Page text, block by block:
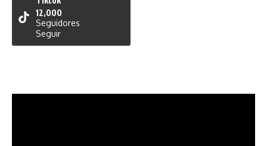
12,000
Seguidores
Seguir